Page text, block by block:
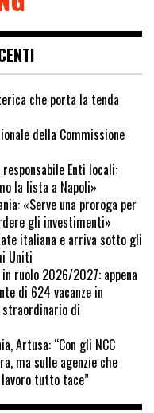
che porta la tenda
della Commissione
Enti locali:
la lista a Napoli»
«Serve una proroga per
gli investimenti»
italiana e arriva sotto gli
Uniti
ruolo 2026/2027: appena
di 624 vacanze in
straordinario di
Artusa: “Con gli NCC
ma sulle agenzie che
tutto tace”